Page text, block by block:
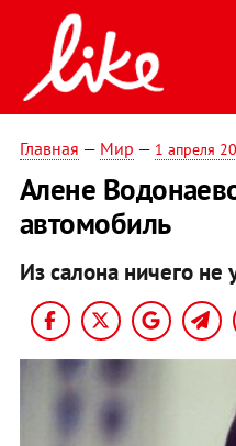
Главная — Мир — 1 апреля
Алене
автомобиль
Из салона ничего не